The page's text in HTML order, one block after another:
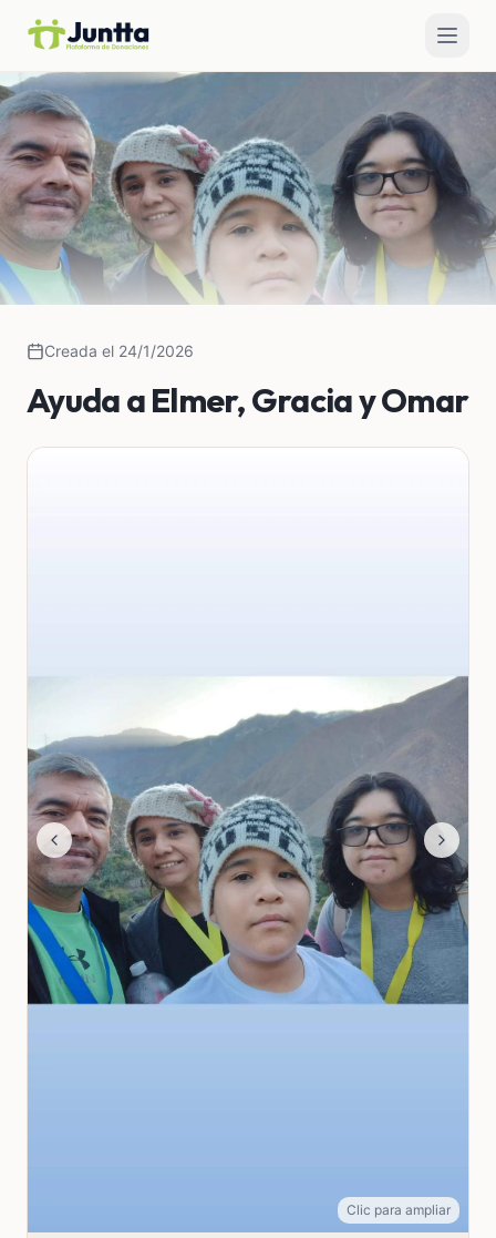
Creada el 24/1/2026
Ayuda a Elmer, Gracia y Omar
Clic para ampliar